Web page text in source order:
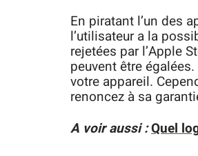
En piratant l’un des
l’utilisateur a la
rejetées par l’Apple
peuvent être
votre appareil.
renoncez à sa
A voir aussi :Quel